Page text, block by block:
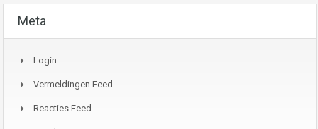
Meta
Login
Vermeldingen Feed
Reacties Feed